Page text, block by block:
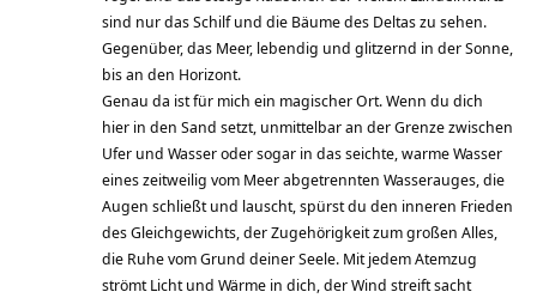
sind nur das Schilf und die Bäume des Deltas zu sehen.
Gegenüber, das Meer, lebendig und glitzernd in der Sonne,
bis an den Horizont.
Genau da ist für mich ein magischer Ort. Wenn du dich
hier in den Sand setzt, unmittelbar an der Grenze zwischen
Ufer und Wasser oder sogar in das seichte, warme Wasser
eines zeitweilig vom Meer abgetrennten Wasserauges, die
Augen schließt und lauscht, spürst du den inneren Frieden
des Gleichgewichts, der Zugehörigkeit zum großen Alles,
die Ruhe vom Grund deiner Seele. Mit jedem Atemzug
strömt Licht und Wärme in dich, der Wind streift sacht